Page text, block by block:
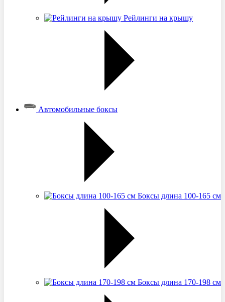
Рейлинги на крышу
Автомобильные боксы
Боксы длина 100-165 см
Боксы длина 170-198 см